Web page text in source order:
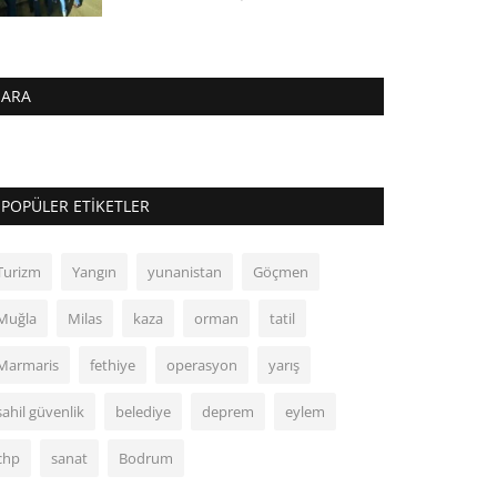
ARA
POPÜLER ETIKETLER
Yangın yunanistan Göçmen
Milas kaza orman tatil
fethiye operasyon yarış
güvenlik belediye deprem eylem
sanat Bodrum